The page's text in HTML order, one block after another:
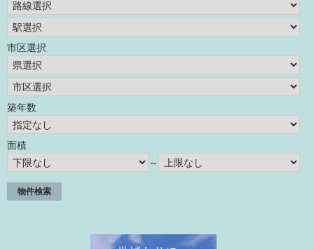
市区選択
築年数
面積
～